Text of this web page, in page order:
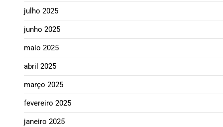
julho 2025
junho 2025
maio 2025
abril 2025
março 2025
fevereiro 2025
janeiro 2025